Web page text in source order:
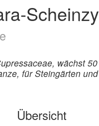
wächst
für Steingärten
Übersicht